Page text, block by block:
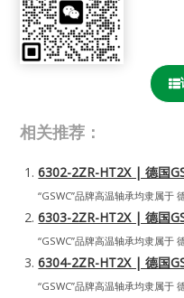
相关推荐：
6302-2ZR-HT2X | 德国
“GSWC”品牌高温轴承均隶属
6303-2ZR-HT2X | 德国
“GSWC”品牌高温轴承均隶属
6304-2ZR-HT2X | 德国
“GSWC”品牌高温轴承均隶属